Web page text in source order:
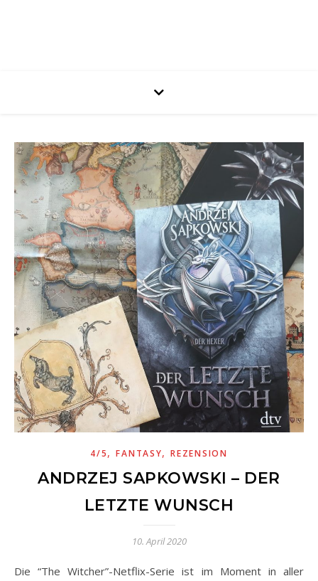
4/5,FANTASY,REZENSION
ANDRZEJ SAPKOWSKI – DER
LETZTE WUNSCH
10. April 2020
Die “The Witcher”-Netflix-Serie ist im Moment in aller